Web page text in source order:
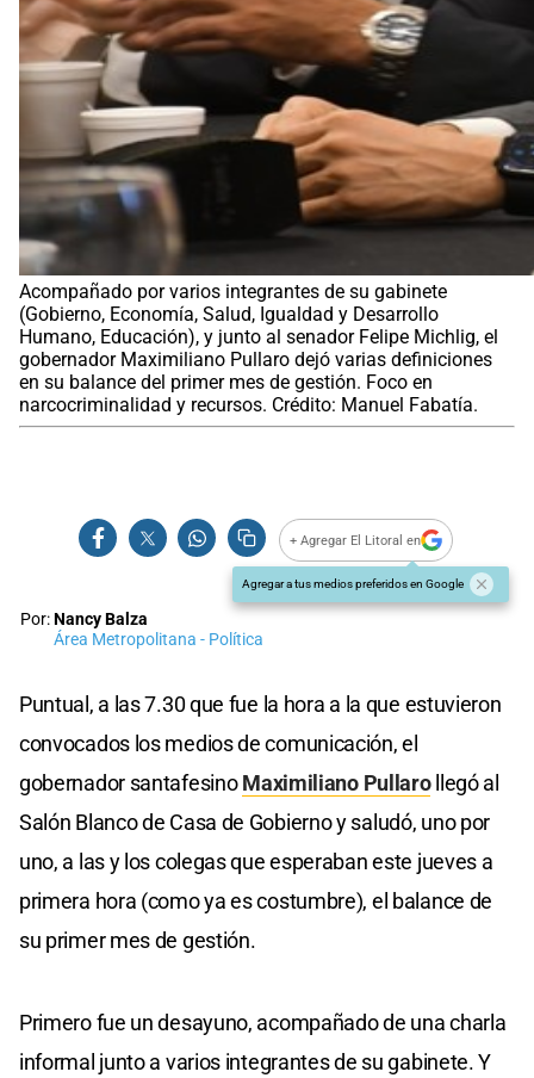
Acompañado por varios integrantes de su gabinete
(Gobierno, Economía, Salud, Igualdad y Desarrollo
Humano, Educación), y junto al senador Felipe Michlig, el
gobernador Maximiliano Pullaro dejó varias definiciones
en su balance del primer mes de gestión. Foco en
narcocriminalidad y recursos. Crédito: Manuel Fabatía.
+ Agregar El Litoral en
Agregar a tus medios preferidos en Google
Por:Nancy Balza
Área Metropolitana - Política
Puntual, a las 7.30 que fue la hora a la que estuvieron
convocados los medios de comunicación, el
gobernador santafesinoMaximiliano Pullarollegó al
Salón Blanco de Casa de Gobierno y saludó, uno por
uno, a las y los colegas que esperaban este jueves a
primera hora (como ya es costumbre), el balance de
su primer mes de gestión.
Primero fue un desayuno, acompañado de una charla
informal junto a varios integrantes de su gabinete. Y